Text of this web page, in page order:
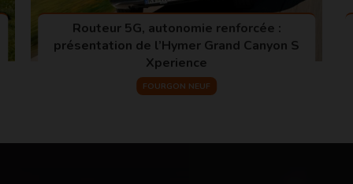
TentBox Lite XL : une vraie chambre
familiale sur le toit
VANLIFE